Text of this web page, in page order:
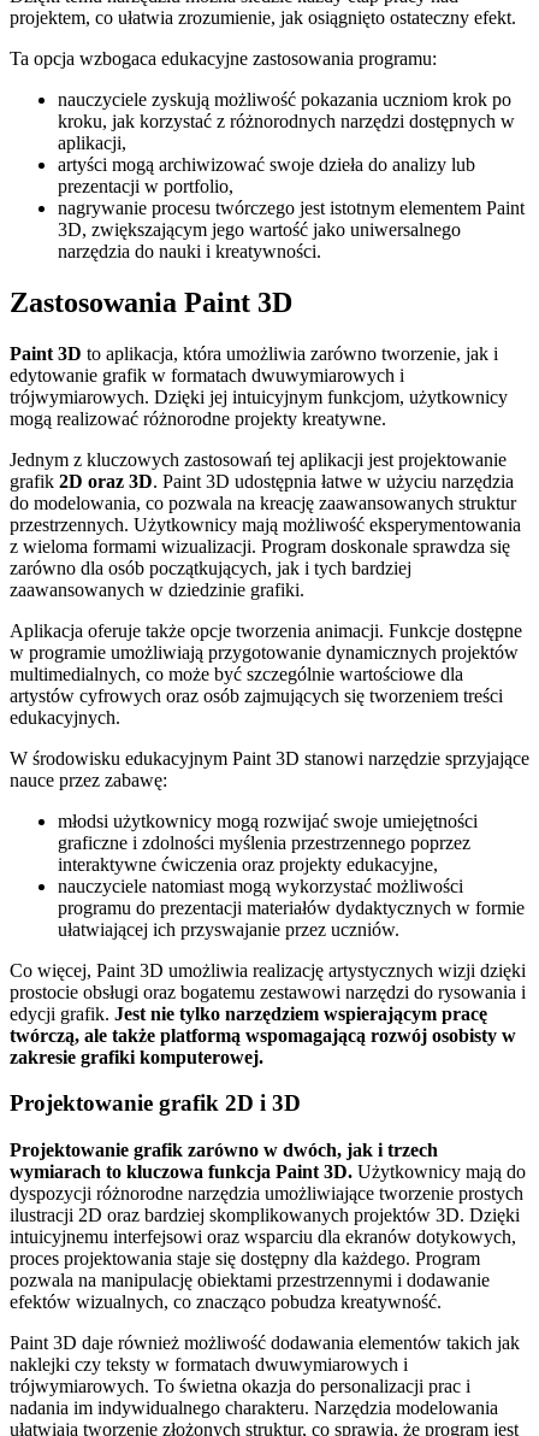
projektem, co ułatwia zrozumienie, jak osiągnięto ostateczny efekt.
Ta opcja wzbogaca edukacyjne zastosowania programu:
nauczyciele zyskują możliwość pokazania uczniom krok po
kroku, jak korzystać z różnorodnych narzędzi dostępnych w
aplikacji,
artyści mogą archiwizować swoje dzieła do analizy lub
prezentacji w portfolio,
nagrywanie procesu twórczego jest istotnym elementem Paint
3D, zwiększającym jego wartość jako uniwersalnego
narzędzia do nauki i kreatywności.
Zastosowania Paint 3D
Paint 3D to aplikacja, która umożliwia zarówno tworzenie, jak i
edytowanie grafik w formatach dwuwymiarowych i
trójwymiarowych. Dzięki jej intuicyjnym funkcjom, użytkownicy
mogą realizować różnorodne projekty kreatywne.
Jednym z kluczowych zastosowań tej aplikacji jest projektowanie
grafik 2D oraz 3D. Paint 3D udostępnia łatwe w użyciu narzędzia
do modelowania, co pozwala na kreację zaawansowanych struktur
przestrzennych. Użytkownicy mają możliwość eksperymentowania
z wieloma formami wizualizacji. Program doskonale sprawdza się
zarówno dla osób początkujących, jak i tych bardziej
zaawansowanych w dziedzinie grafiki.
Aplikacja oferuje także opcje tworzenia animacji. Funkcje dostępne
w programie umożliwiają przygotowanie dynamicznych projektów
multimedialnych, co może być szczególnie wartościowe dla
artystów cyfrowych oraz osób zajmujących się tworzeniem treści
edukacyjnych.
W środowisku edukacyjnym Paint 3D stanowi narzędzie sprzyjające
nauce przez zabawę:
młodsi użytkownicy mogą rozwijać swoje umiejętności
graficzne i zdolności myślenia przestrzennego poprzez
interaktywne ćwiczenia oraz projekty edukacyjne,
nauczyciele natomiast mogą wykorzystać możliwości
programu do prezentacji materiałów dydaktycznych w formie
ułatwiającej ich przyswajanie przez uczniów.
Co więcej, Paint 3D umożliwia realizację artystycznych wizji dzięki
prostocie obsługi oraz bogatemu zestawowi narzędzi do rysowania i
edycji grafik. Jest nie tylko narzędziem wspierającym pracę
twórczą, ale także platformą wspomagającą rozwój osobisty w
zakresie grafiki komputerowej.
Projektowanie grafik 2D i 3D
Projektowanie grafik zarówno w dwóch, jak i trzech
wymiarach to kluczowa funkcja Paint 3D. Użytkownicy mają do
dyspozycji różnorodne narzędzia umożliwiające tworzenie prostych
ilustracji 2D oraz bardziej skomplikowanych projektów 3D. Dzięki
intuicyjnemu interfejsowi oraz wsparciu dla ekranów dotykowych,
proces projektowania staje się dostępny dla każdego. Program
pozwala na manipulację obiektami przestrzennymi i dodawanie
efektów wizualnych, co znacząco pobudza kreatywność.
Paint 3D daje również możliwość dodawania elementów takich jak
naklejki czy teksty w formatach dwuwymiarowych i
trójwymiarowych. To świetna okazja do personalizacji prac i
nadania im indywidualnego charakteru. Narzędzia modelowania
ułatwiają tworzenie złożonych struktur, co sprawia, że program jest